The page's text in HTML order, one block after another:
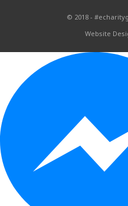
© 2018 -
Website